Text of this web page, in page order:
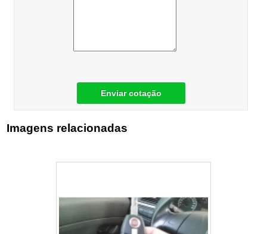
Enviar cotação
Imagens relacionadas